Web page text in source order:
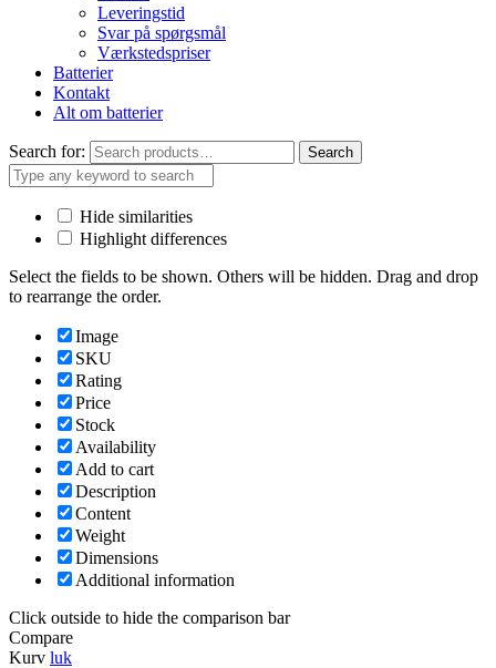
Leveringstid
Svar på spørgsmål
Værkstedspriser
Batterier
Kontakt
Alt om batterier
Search for: Search
Hide similarities
Highlight differences
Select the fields to be shown. Others will be hidden. Drag and drop
to rearrange the order.
Image
SKU
Rating
Price
Stock
Availability
Add to cart
Description
Content
Weight
Dimensions
Additional information
Click outside to hide the comparison bar
Compare
Kurv luk